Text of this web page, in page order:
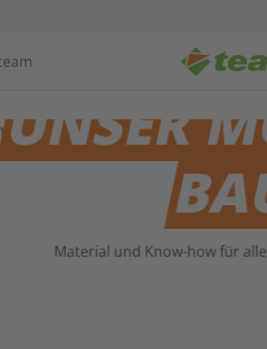
UNSER
Material und Know-how für